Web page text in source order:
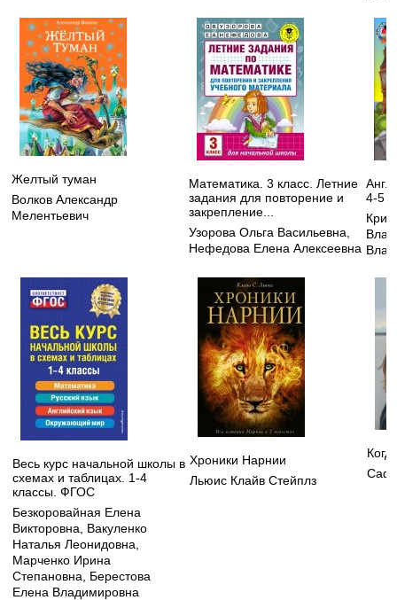
Желтый туман
Волков Александр
Мелентьевич
Математика. 3 класс. Летние
задания для повторение и
закрепление...
Узорова Ольга Васильевна
Нефедова Елена Алексеевна
4-5
Весь курс начальной школы в
схемах и таблицах. 1-4
классы. ФГОС
Безкоровайная Елена
Викторовна
Вакуленко
Наталья Леонидовна
Марченко Ирина
Степановна
Берестова
Елена Владимировна
Хроники Нарнии
Льюис Клайв Стейплз